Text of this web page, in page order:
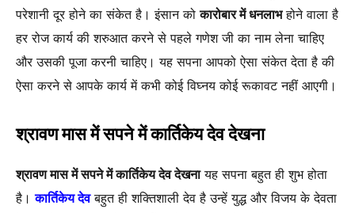
परेशानी दूर होने का संकेत है। इंसान कोकारोबार में धनलाभहोने वाला है
हर रोज कार्य की शरुआत करने से पहले गणेश जी का नाम लेना चाहिए
और उसकी पूजा करनी चाहिए। यह सपना आपको ऐसा संकेत देता है की
ऐसा करने से आपके कार्य में कभी कोई विघ्नय कोई रूकावट नहीं आएगी।
श्रावण मास में सपने में कार्तिकेय देव देखना
श्रावण मास में सपने में कार्तिकेय देव देखनायह सपना बहुत ही शुभ होता
है।कार्तिकेय देवबहुत ही शक्तिशाली देव है उन्हें युद्ध और विजय के देवता